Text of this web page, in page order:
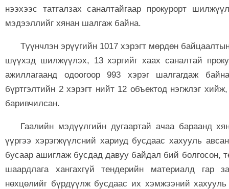
нээхээс татгалзах саналтайгаар прокурорт
мэдээллийг хянан шалгаж байна.
Түүнчлэн эрүүгийн 1017 хэрэгт мөрдөн
шүүхэд шилжүүлэх, 13 хэргийг хаах саналтай
ажиллагаанд одоогоор 993 хэрэг шалгагдаж
бүртгэлтийн 2 хэрэгт нийт 12 объектод нэгжлэг
баривчилсан.
Гаалийн мэдүүлгийн дугаартай ачаа бараанд
үүргээ хэрэгжүүлсний хариуд бусдаас хахууль
бусаар ашиглаж бусдад давуу байдал бий болгосон,
шаардлага хангахгүй тендерийн материалд гар
нөхцөлийг бүрдүүлж бусдаас их хэмжээний